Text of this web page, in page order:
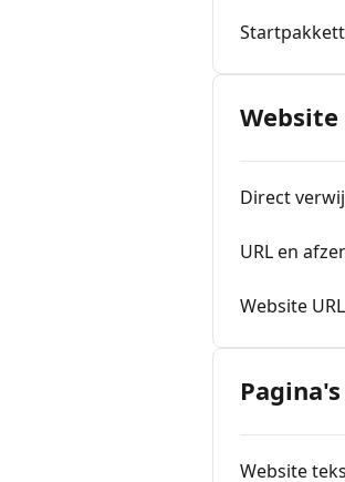
Direct
URL en
Website
Website